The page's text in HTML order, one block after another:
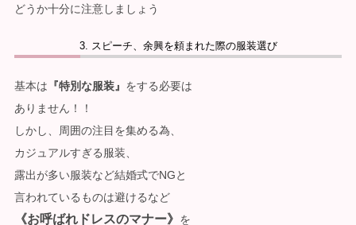
どうか十分に注意しましょう
スピーチ、余興を頼まれた際の服装選び
基本は 『特別な服装』 をする必要は
ありません！！
しかし、周囲の注目を集める為、
カジュアルすぎる服装、
露出が多い服装など結婚式でNGと
言われているものは避けるなど
《お呼ばれドレスのマナー》 を